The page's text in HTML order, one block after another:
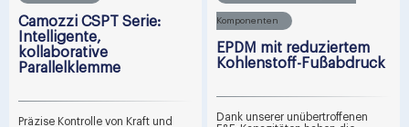
Camozzi CSPT Serie:
Intelligente,
kollaborative
Parallelklemme
Präzise Kontrolle von Kraft und
Komponenten
EPDM mit reduziertem
Kohlenstoff-Fußabdruck
Dank unserer unübertroffenen